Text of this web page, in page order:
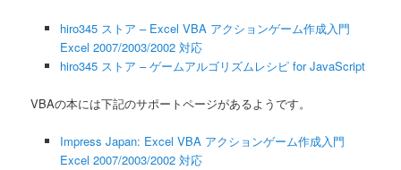
hiro345 ストア – Excel VBA アクションゲーム作成入門
Excel 2007/2003/2002 対応
hiro345 ストア – ゲームアルゴリズムレシピ for JavaScript
VBAの本には下記のサポートページがあるようです。
Impress Japan: Excel VBA アクションゲーム作成入門
Excel 2007/2003/2002 対応